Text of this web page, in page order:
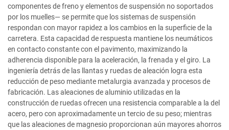
componentes de freno y elementos de suspensión no soportados
por los muelles— se permite que los sistemas de suspensión
respondan con mayor rapidez a los cambios en la superficie de la
carretera. Esta capacidad de respuesta mantiene los neumáticos
en contacto constante con el pavimento, maximizando la
adherencia disponible para la aceleración, la frenada y el giro. La
ingeniería detrás de las llantas y ruedas de aleación logra esta
reducción de peso mediante metalurgia avanzada y procesos de
fabricación. Las aleaciones de aluminio utilizadas en la
construcción de ruedas ofrecen una resistencia comparable a la del
acero, pero con aproximadamente un tercio de su peso; mientras
que las aleaciones de magnesio proporcionan aún mayores ahorros